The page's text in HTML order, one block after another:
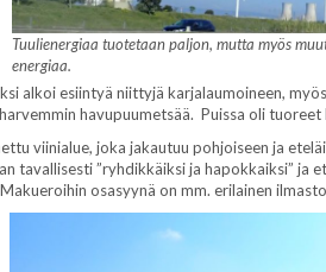
Tuulienergiaa tuotetaan paljon, mutta myös
energiaa.
alkoi esiintyä niittyjä karjalaumoineen,
havupuumetsää. Puissa oli
viinialue, joka jakautuu pohjoiseen ja
tavallisesti ”ryhdikkäiksi ja hapokkaiksi” ja
osasyynä on mm. erilainen